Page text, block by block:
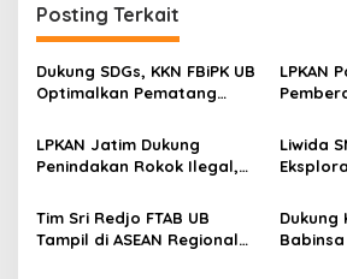
a
s
i
o
Posting Terkait
Dukung SDGs, KKN FBiPK UB
Optimalkan Pematang
Plasma Nutfah
LPKAN
Madura
LPKAN Jatim Dukung
Penindakan Rokok Ilegal,
Jangan Korbankan Petani
Liwida
Tim Sri Redjo FTAB UB
Tampil di ASEAN Regional
Dukung